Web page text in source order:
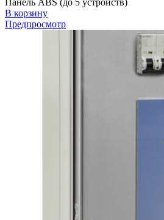
Панель ABS (до 5 устройств)
В корзину
Предпросмотр